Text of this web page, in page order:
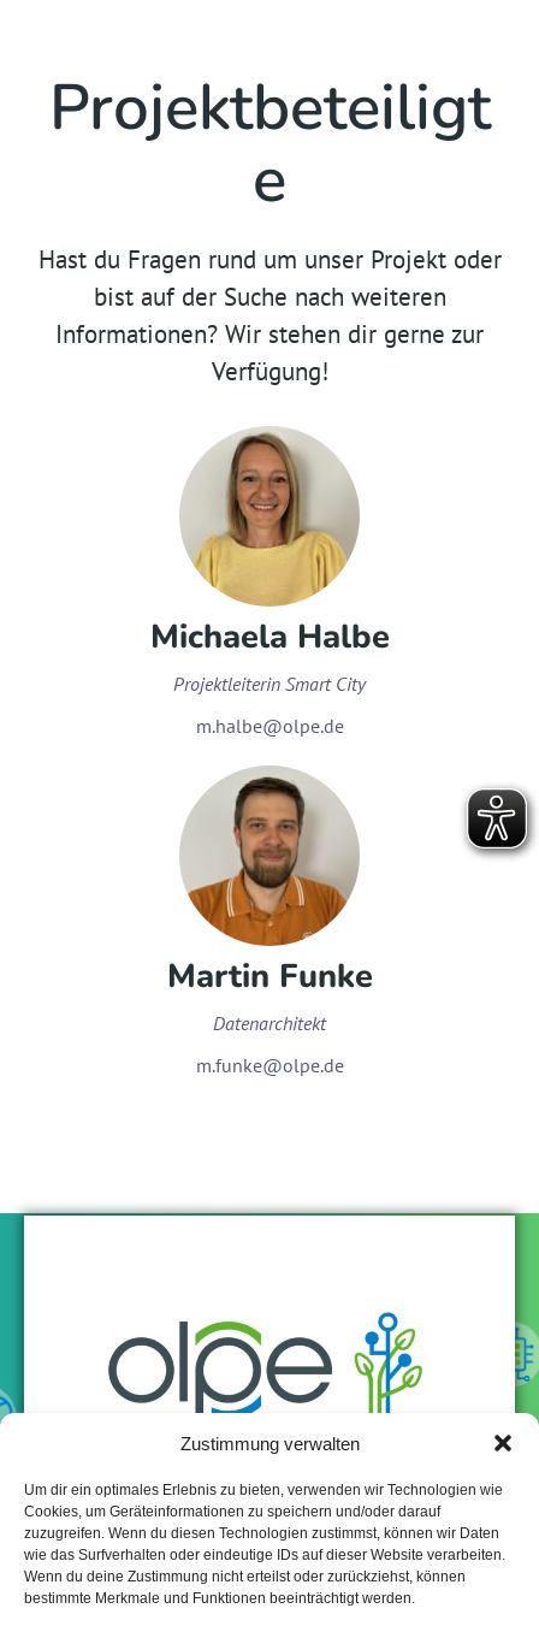
Zustimmung verwalten
Um dir ein optimales Erlebnis zu bieten, verwenden wir Technologien wie
Cookies, um Geräteinformationen zu speichern und/oder darauf
zuzugreifen. Wenn du diesen Technologien zustimmst, können wir Daten
wie das Surfverhalten oder eindeutige IDs auf dieser Website verarbeiten.
Wenn du deine Zustimmung nicht erteilst oder zurückziehst, können
bestimmte Merkmale und Funktionen beeinträchtigt werden.
Projektbeteiligt
e
Hast du Fragen rund um unser Projekt oder
bist auf der Suche nach weiteren
Informationen? Wir stehen dir gerne zur
Verfügung!
Michaela Halbe
Projektleiterin Smart City
m.halbe@olpe.de
Martin Funke
Datenarchitekt
m.funke@olpe.de